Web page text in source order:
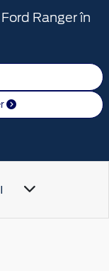
Ranger în